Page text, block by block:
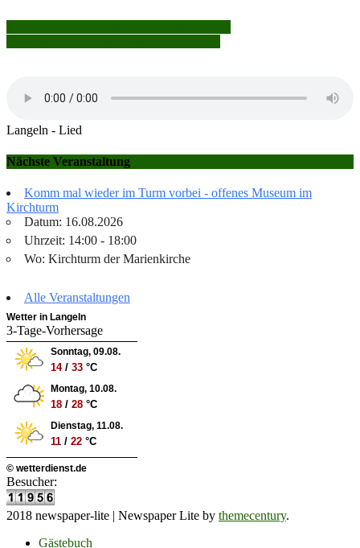
Beitragsnavigation
Langeln - Lied
Nächste Veranstaltung
Komm mal wieder im Turm vorbei - offenes Museum im
Kirchturm
Datum: 16.08.2026
Uhrzeit: 14:00 - 18:00
Wo: Kirchturm der Marienkirche
Alle Veranstaltungen
Wetter in Langeln
3-Tage-Vorhersage
Sonntag, 09.08.
14/ 33 °C
Montag, 10.08.
18 / 28 °C
Dienstag, 11.08.
11 / 22 °C
© wetterdienst.de
Besucher:
2018 newspaper-lite | Newspaper Lite by themecentury.
Gästebuch